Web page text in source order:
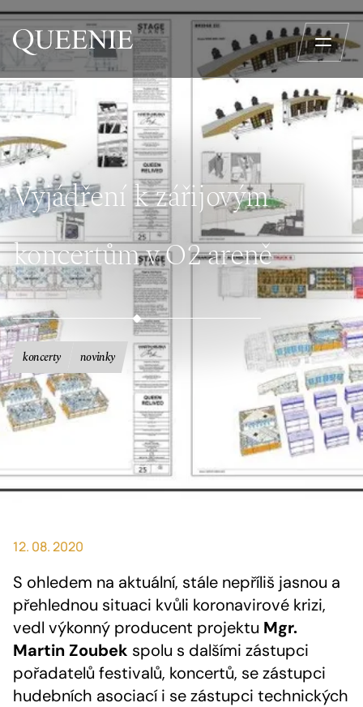
Vyjádření k zářijovým
koncertům v O2 areně
koncerty novinky
12. 08. 2020
S ohledem na aktuální, stále nepříliš jasnou a
přehlednou situaci kvůli koronavirové krizi,
vedl výkonný producent projektu Mgr.
Martin Zoubek spolu s dalšími zástupci
pořadatelů festivalů, koncertů, se zástupci
hudebních asociací i se zástupci technických